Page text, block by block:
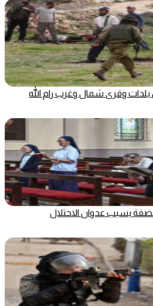
وقرى شمال وغرب رام الله
بسبب عدوان الاحتلال